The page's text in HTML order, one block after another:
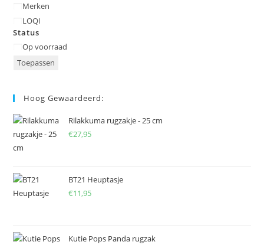
Merken
LOQI
Status
Status
Op voorraad
Toepassen
Hoog Gewaardeerd:
Rilakkuma rugzakje - 25 cm
€27,95
BT21 Heuptasje
€11,95
Kutie Pops Panda rugzak